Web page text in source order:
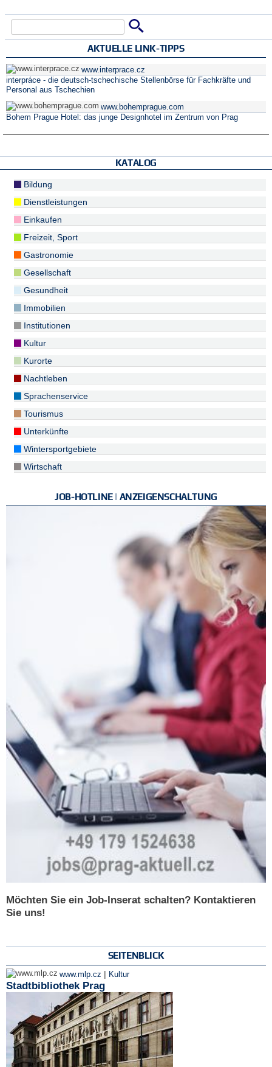
Suchformular
AKTUELLE LINK-TIPPS
www.interprace.cz
interpráce - die deutsch-tschechische Stellenbörse für Fachkräfte und
Personal aus Tschechien
www.bohemprague.com
Bohem Prague Hotel: das junge Designhotel im Zentrum von Prag
KATALOG
Bildung
Dienstleistungen
Einkaufen
Freizeit, Sport
Gastronomie
Gesellschaft
Gesundheit
Immobilien
Institutionen
Kultur
Kurorte
Nachtleben
Sprachenservice
Tourismus
Unterkünfte
Wintersportgebiete
Wirtschaft
JOB-HOTLINE | ANZEIGENSCHALTUNG
Möchten Sie ein Job-Inserat schalten? Kontaktieren
Sie uns!
SEITENBLICK
www.mlp.cz | Kultur
Stadtbibliothek Prag